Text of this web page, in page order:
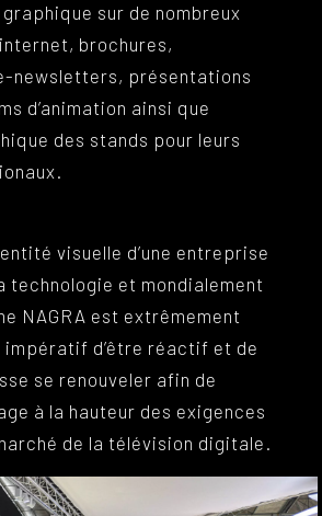
sur de nombreux
brochures,
newsletters, présentations
d’animation ainsi que
des stands pour leurs
visuelle d’une entreprise
technologie et mondialement
NAGRA est extrêmement
d’être réactif et de
se renouveler afin de
à la hauteur des exigences
de la télévision digitale.